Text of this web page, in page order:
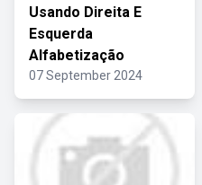
Usando Direita E
Esquerda
Alfabetização
07 September 2024